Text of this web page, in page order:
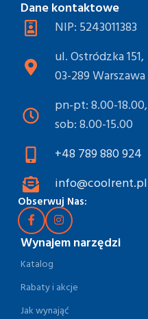
Dane kontaktowe
NIP: 5243011383
ul. Ostródzka 151,
03-289 Warszawa
pn-pt: 8.00-18.00,
sob: 8.00-15.00
+48 789 880 924
info@coolrent.pl
Obserwuj Nas:
Wynajem narzędzi
Katalog
Rabaty i akcje
Jak wynająć